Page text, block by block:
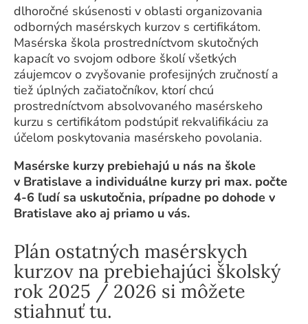
dlhoročné skúsenosti v oblasti organizovania
odborných masérskych kurzov s certifikátom.
Masérska škola prostredníctvom skutočných
kapacít vo svojom odbore školí všetkých
záujemcov o zvyšovanie profesijných zručností a
tiež úplných začiatočníkov, ktorí chcú
prostredníctvom absolvovaného masérskeho
kurzu s certifikátom podstúpiť rekvalifikáciu za
účelom poskytovania masérskeho povolania.
Masérske kurzy prebiehajú u nás na škole
v Bratislave a individuálne kurzy pri max. počte
4-6 ľudí sa uskutočnia, prípadne po dohode v
Bratislave ako aj priamo u vás.
Plán ostatných masérskych
kurzov na prebiehajúci školský
rok 2025 / 2026 si môžete
stiahnuť tu.